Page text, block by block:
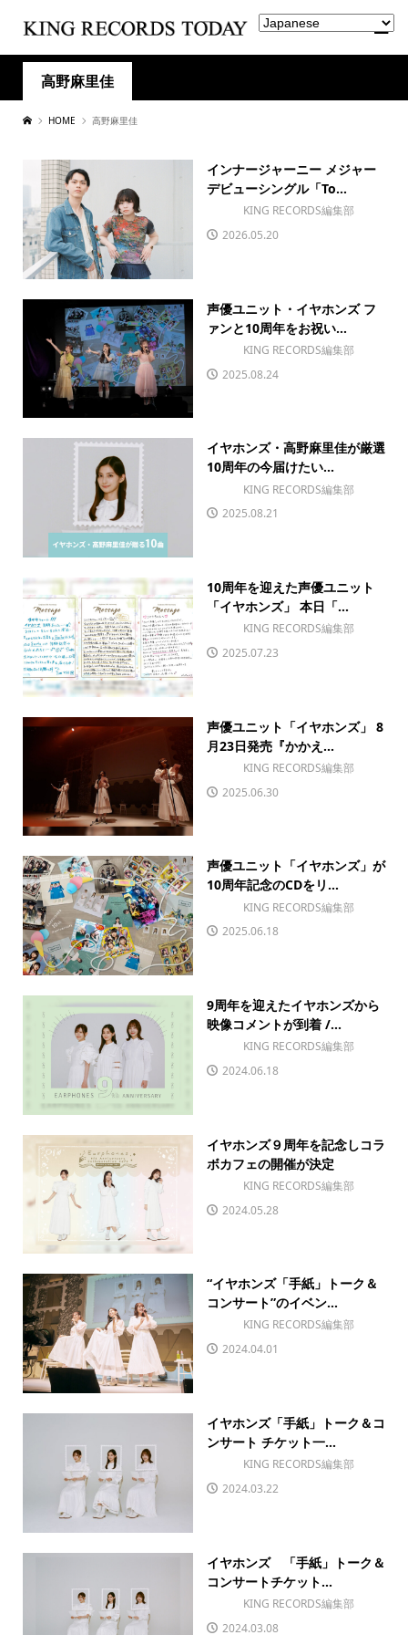
高野麻里佳
HOME 高野麻里佳
インナージャーニー メジャー
デビューシングル「To...
KING RECORDS編集部
2026.05.20
声優ユニット・イヤホンズ フ
ァンと10周年をお祝い...
KING RECORDS編集部
2025.08.24
イヤホンズ・高野麻里佳が厳選
10周年の今届けたい...
KING RECORDS編集部
2025.08.21
10周年を迎えた声優ユニット
「イヤホンズ」 本日「...
KING RECORDS編集部
2025.07.23
声優ユニット「イヤホンズ」 8
月23日発売『かかえ...
KING RECORDS編集部
2025.06.30
声優ユニット「イヤホンズ」が
10周年記念のCDをリ...
KING RECORDS編集部
2025.06.18
9周年を迎えたイヤホンズから
映像コメントが到着 /...
KING RECORDS編集部
2024.06.18
イヤホンズ９周年を記念しコラ
ボカフェの開催が決定
KING RECORDS編集部
2024.05.28
“イヤホンズ「手紙」トーク＆
コンサート”のイベン...
KING RECORDS編集部
2024.04.01
イヤホンズ「手紙」トーク＆コ
ンサート チケット一...
KING RECORDS編集部
2024.03.22
イヤホンズ 「手紙」トーク＆
コンサートチケット...
KING RECORDS編集部
2024.03.08